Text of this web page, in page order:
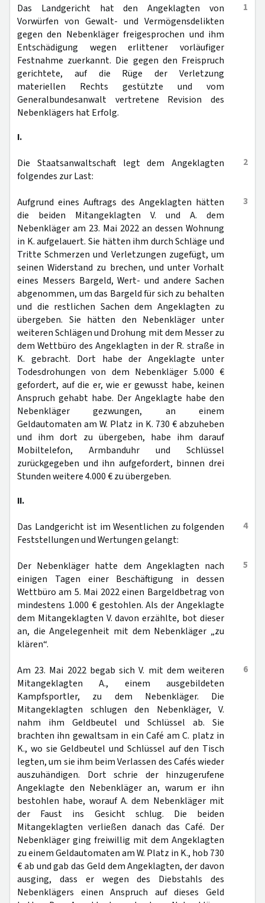
1
Das Landgericht hat den Angeklagten von
Vorwürfen von Gewalt- und Vermögensdelikten
gegen den Nebenkläger freigesprochen und ihm
Entschädigung wegen erlittener vorläufiger
Festnahme zuerkannt. Die gegen den Freispruch
gerichtete, auf die Rüge der Verletzung
materiellen Rechts gestützte und vom
Generalbundesanwalt vertretene Revision des
Nebenklägers hat Erfolg.
I.
2
Die Staatsanwaltschaft legt dem Angeklagten
folgendes zur Last:
3
Aufgrund eines Auftrags des Angeklagten hätten
die beiden Mitangeklagten V. und A. dem
Nebenkläger am 23. Mai 2022 an dessen Wohnung
in K. aufgelauert. Sie hätten ihm durch Schläge und
Tritte Schmerzen und Verletzungen zugefügt, um
seinen Widerstand zu brechen, und unter Vorhalt
eines Messers Bargeld, Wert- und andere Sachen
abgenommen, um das Bargeld für sich zu behalten
und die restlichen Sachen dem Angeklagten zu
übergeben. Sie hätten den Nebenkläger unter
weiteren Schlägen und Drohung mit dem Messer zu
dem Wettbüro des Angeklagten in der R. straße in
K. gebracht. Dort habe der Angeklagte unter
Todesdrohungen von dem Nebenkläger 5.000 €
gefordert, auf die er, wie er gewusst habe, keinen
Anspruch gehabt habe. Der Angeklagte habe den
Nebenkläger gezwungen, an einem
Geldautomaten am W. Platz in K. 730 € abzuheben
und ihm dort zu übergeben, habe ihm darauf
Mobiltelefon, Armbanduhr und Schlüssel
zurückgegeben und ihn aufgefordert, binnen drei
Stunden weitere 4.000 € zu übergeben.
II.
4
Das Landgericht ist im Wesentlichen zu folgenden
Feststellungen und Wertungen gelangt:
5
Der Nebenkläger hatte dem Angeklagten nach
einigen Tagen einer Beschäftigung in dessen
Wettbüro am 5. Mai 2022 einen Bargeldbetrag von
mindestens 1.000 € gestohlen. Als der Angeklagte
dem Mitangeklagten V. davon erzählte, bot dieser
an, die Angelegenheit mit dem Nebenkläger „zu
klären“.
6
Am 23. Mai 2022 begab sich V. mit dem weiteren
Mitangeklagten A., einem ausgebildeten
Kampfsportler, zu dem Nebenkläger. Die
Mitangeklagten schlugen den Nebenkläger, V.
nahm ihm Geldbeutel und Schlüssel ab. Sie
brachten ihn gewaltsam in ein Café am C. platz in
K., wo sie Geldbeutel und Schlüssel auf den Tisch
legten, um sie ihm beim Verlassen des Cafés wieder
auszuhändigen. Dort schrie der hinzugerufene
Angeklagte den Nebenkläger an, warum er ihn
bestohlen habe, worauf A. dem Nebenkläger mit
der Faust ins Gesicht schlug. Die beiden
Mitangeklagten verließen danach das Café. Der
Nebenkläger ging freiwillig mit dem Angeklagten
zu einem Geldautomaten am W. Platz in K., hob 730
€ ab und gab das Geld dem Angeklagten, der davon
ausging, dass er wegen des Diebstahls des
Nebenklägers einen Anspruch auf dieses Geld